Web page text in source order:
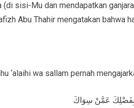
sisi-Mu dan mendapatkan
Abu Thahir mengatakan bahwa
‘alaihi wa sallam pernah
بِفَضْلِكَ عَمَّنْ سِوَاكَ